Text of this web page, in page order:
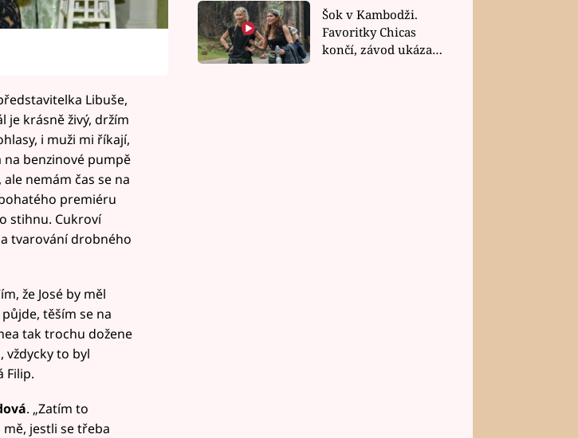
Libuše,
je krásně živý, držím
i muži mi říkají,
na benzinové pumpě
nemám čas se na
premiéru
stihnu. Cukroví
tvarování drobného
že José by měl
těším se na
tak trochu dožene
vždycky to byl
Filip.
. „Zatím to
mě, jestli se třeba
závodu nůž na krku
Šok v Kambodži.
Favoritky Chicas
končí, závod ukázal